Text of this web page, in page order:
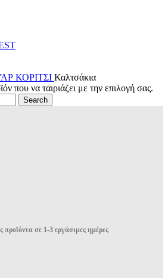
ΚΟΡΙΤΣΙ Καλτσάκια
που να ταιριάζει με την επιλογή σας.
Search
σε 1-3 εργάσιμες ημέρες